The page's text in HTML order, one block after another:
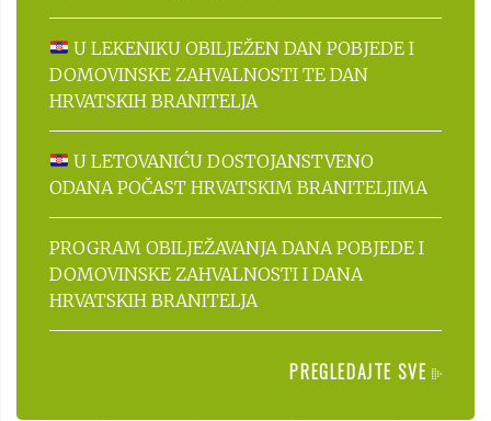
U LEKENIKU OBILJEŽEN DAN POBJEDE I
DOMOVINSKE ZAHVALNOSTI TE DAN
HRVATSKIH BRANITELJA
U LETOVANIĆU DOSTOJANSTVENO
ODANA POČAST HRVATSKIM BRANITELJIMA
PROGRAM OBILJEŽAVANJA DANA POBJEDE I
DOMOVINSKE ZAHVALNOSTI I DANA
HRVATSKIH BRANITELJA
PREGLEDAJTE SVE